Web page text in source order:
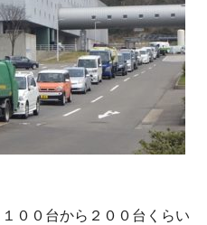
００台から２００台くらい